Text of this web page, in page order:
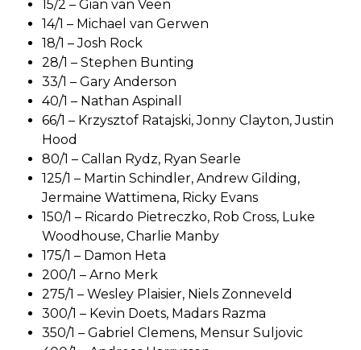
15/2 – Gian van Veen
14/1 – Michael van Gerwen
18/1 – Josh Rock
28/1 – Stephen Bunting
33/1 – Gary Anderson
40/1 – Nathan Aspinall
66/1 – Krzysztof Ratajski, Jonny Clayton, Justin
Hood
80/1 – Callan Rydz, Ryan Searle
125/1 – Martin Schindler, Andrew Gilding,
Jermaine Wattimena, Ricky Evans
150/1 – Ricardo Pietreczko, Rob Cross, Luke
Woodhouse, Charlie Manby
175/1 – Damon Heta
200/1 – Arno Merk
275/1 – Wesley Plaisier, Niels Zonneveld
300/1 – Kevin Doets, Madars Razma
350/1 – Gabriel Clemens, Mensur Suljovic